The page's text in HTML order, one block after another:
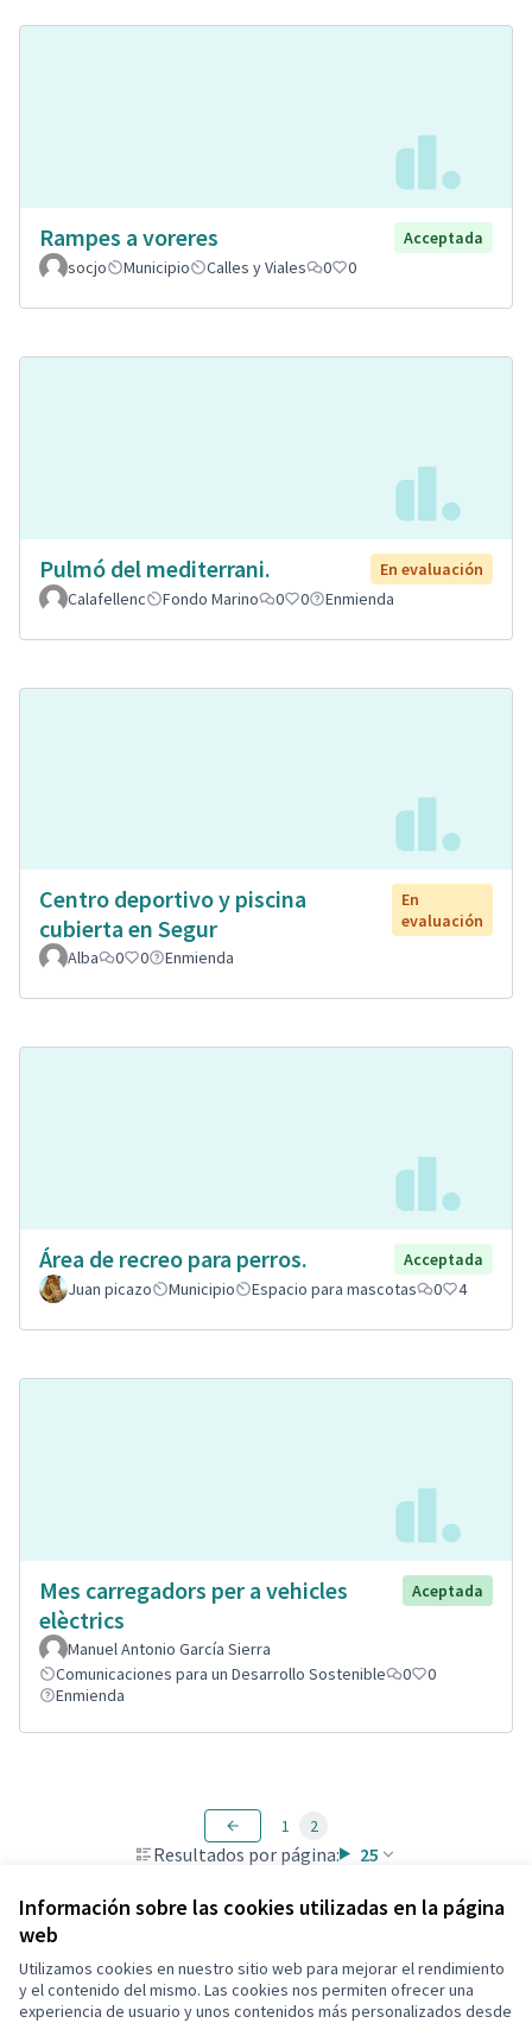
Información sobre las cookies utilizadas en la página
web
Utilizamos cookies en nuestro sitio web para mejorar el rendimiento
y el contenido del mismo. Las cookies nos permiten ofrecer una
experiencia de usuario y unos contenidos más personalizados desde
Rampes a voreres
Acceptada
socjo
Municipio Calles y Viales 0 0
Pulmó del mediterrani.
En evaluación
Calafellenc
Fondo Marino 0 0 Enmienda
Centro deportivo y piscina
cubierta en Segur
En
evaluación
Alba
0 0 Enmienda
Área de recreo para perros.
Acceptada
Juan picazo
Municipio Espacio para mascotas 0 4
Mes carregadors per a vehicles
elèctrics
Aceptada
Manuel Antonio García Sierra
Comunicaciones para un Desarrollo Sostenible
0
0
Enmienda
Resultados por página: 25
1 2
Términos y condiciones de uso
Configuración de cookies
Decidim Calafell en X
Decidim Calafell en Facebook
Decidim Calafell en YouTube
Decidim Calafell en GitHub